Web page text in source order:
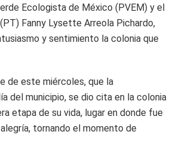
Ecologista de México (PVEM) y el
Fanny Lysette Arreola Pichardo,
y sentimiento la colonia que
de este miércoles, que la
del municipio, se dio cita en la colonia
etapa de su vida, lugar en donde fue
tornando el momento de